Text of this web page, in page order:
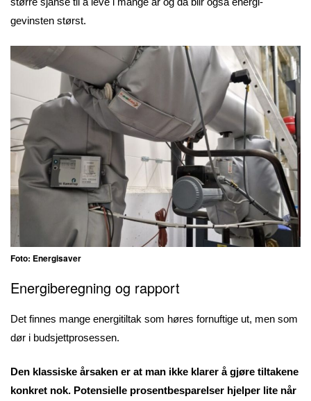
gevinsten størst.
Foto: Energisaver
Energiberegning og rapport
Det finnes mange energitiltak som høres fornuftige ut, men som
dør i budsjettprosessen.
Den klassiske årsaken er at man ikke klarer å gjøre tiltakene
konkret nok. Potensielle prosentbesparelser hjelper lite når